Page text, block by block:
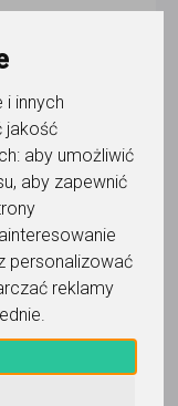
innych
jakość
aby umożliwić
, aby zapewnić
personalizować
reklamy
.